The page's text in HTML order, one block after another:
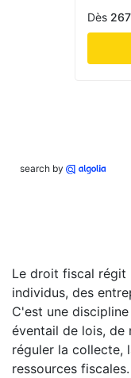
Dès
search by
Le droit fiscal régit
individus, des
C'est une
éventail de lois, de
réguler la collecte,
ressources fiscales.